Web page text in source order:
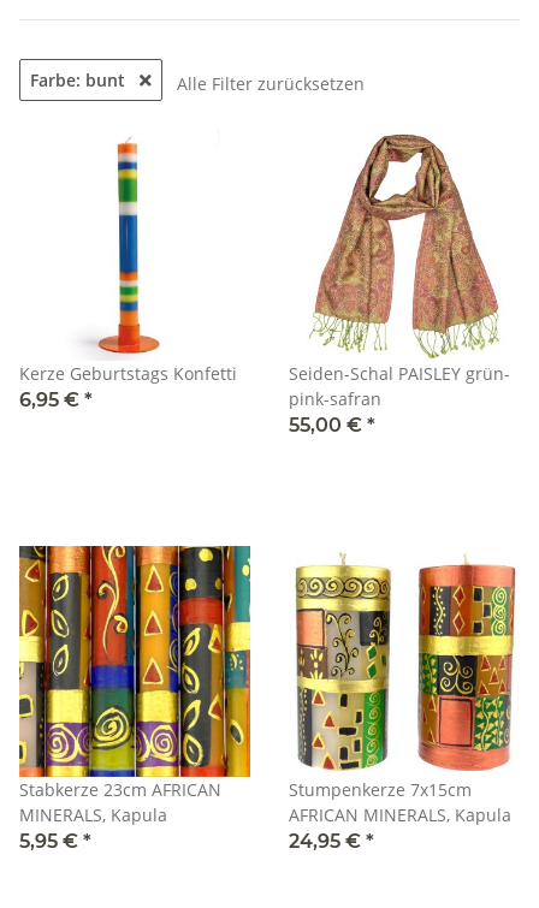
Farbe: bunt Alle Filter zurücksetzen
Kerze Geburtstags Konfetti
6,95 € *
Seiden-Schal PAISLEY grün-
pink-safran
55,00 € *
Stabkerze 23cm AFRICAN
MINERALS, Kapula
5,95 € *
Stumpenkerze 7x15cm
AFRICAN MINERALS, Kapula
24,95 € *